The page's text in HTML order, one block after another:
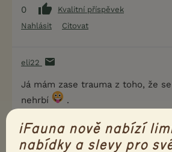
0
Kvalitní příspěvek
Nahlásit
Citovat
eli22
Já mám zase trauma z toho, že
nehrbí
.
0
Kvalitní příspěvek
Nahlásit
Citovat
iFauna nově nabízí
nabídky a slevy pro